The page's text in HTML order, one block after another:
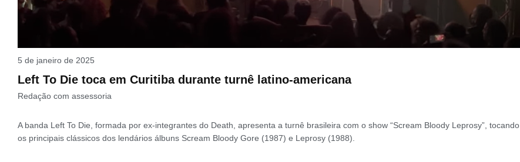
5 de janeiro de 2025
Left To Die toca em Curitiba durante turnê latino-americana
Redação com assessoria
A banda Left To Die, formada por ex-integrantes do Death, apresenta a turnê brasileira com o show “Scream Bloody Leprosy”, tocando
os principais clássicos dos lendários álbuns Scream Bloody Gore (1987) e Leprosy (1988).